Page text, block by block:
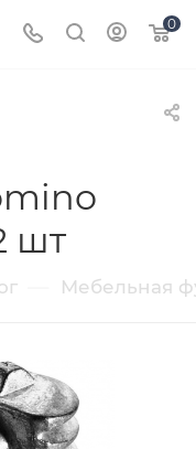
0
шт
Мебельная